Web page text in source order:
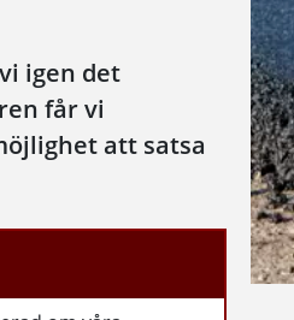
igen det
får vi
att satsa